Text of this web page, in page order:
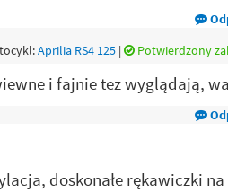
Aprilia RS4 125 | Potwierdzony
i fajnie tez wyglądają,
doskonałe rękawiczki